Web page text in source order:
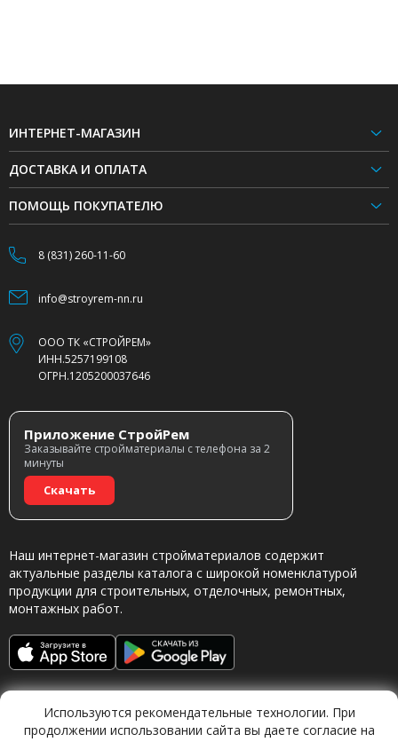
ИНТЕРНЕТ-МАГАЗИН
ДОСТАВКА И ОПЛАТА
ПОМОЩЬ ПОКУПАТЕЛЮ
8 (831) 260-11-60
info@stroyrem-nn.ru
ООО ТК «СТРОЙРЕМ»
ИНН.5257199108
ОГРН.1205200037646
Приложение СтройРем
Заказывайте стройматериалы с телефона за 2
минуты
Скачать
Наш интернет-магазин стройматериалов содержит
актуальные разделы каталога с широкой номенклатурой
продукции для строительных, отделочных, ремонтных,
монтажных работ.
Используются рекомендательные технологии. При
продолжении использовании сайта вы даете согласие на